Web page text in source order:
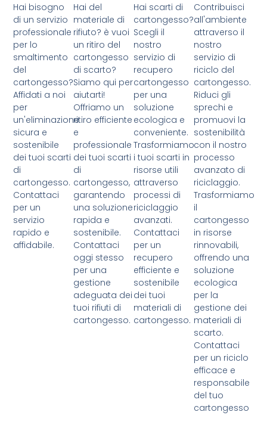
Hai bisogno
di un servizio
professionale
per lo
smaltimento
del
cartongesso?
Affidati a noi
per
un'eliminazione
sicura e
sostenibile
dei tuoi scarti
di
cartongesso.
Contattaci
per un
servizio
rapido e
affidabile.
Hai del
materiale di
rifiuto? è vuoi
un ritiro del
cartongesso
di scarto?
Siamo qui per
aiutarti!
Offriamo un
ritiro efficiente
e
professionale
dei tuoi scarti
di
cartongesso,
garantendo
una soluzione
rapida e
sostenibile.
Contattaci
oggi stesso
per una
gestione
adeguata dei
tuoi rifiuti di
cartongesso.
Hai scarti di
cartongesso?
Scegli il
nostro
servizio di
recupero
cartongesso
per una
soluzione
ecologica e
conveniente.
Trasformiamo
i tuoi scarti in
risorse utili
attraverso
processi di
riciclaggio
avanzati.
Contattaci
per un
recupero
efficiente e
sostenibile
dei tuoi
materiali di
cartongesso.
Contribuisci
all'ambiente
attraverso il
nostro
servizio di
riciclo del
cartongesso.
Riduci gli
sprechi e
promuovi la
sostenibilità
con il nostro
processo
avanzato di
riciclaggio.
Trasformiamo
il
cartongesso
in risorse
rinnovabili,
offrendo una
soluzione
ecologica
per la
gestione dei
materiali di
scarto.
Contattaci
per un riciclo
efficace e
responsabile
del tuo
cartongesso